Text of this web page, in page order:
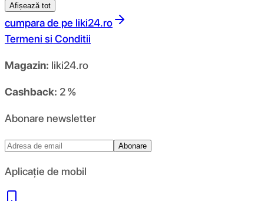
Afișează tot
cumpara de pe liki24.ro
Termeni si Conditii
Magazin: liki24.ro
Cashback: 2 %
Abonare newsletter
Abonare
Aplicație de mobil